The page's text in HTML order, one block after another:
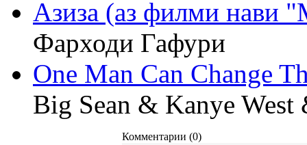
Азиза (аз филми нави
Фарходи Гафури
One Man Can Change
Big Sean & Kanye
Комментарии (0)